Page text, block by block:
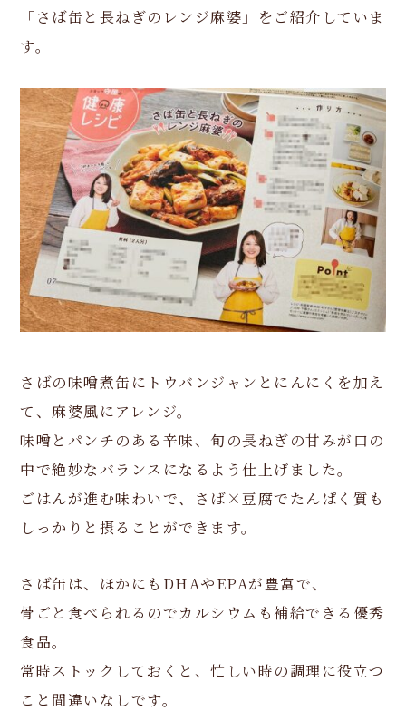
「さば缶と長ねぎのレンジ麻婆」をご紹介していま
す。
さばの味噌煮缶にトウバンジャンとにんにくを加え
て、麻婆風にアレンジ。
味噌とパンチのある辛味、旬の長ねぎの甘みが口の
中で絶妙なバランスになるよう仕上げました。
ごはんが進む味わいで、さば×豆腐でたんぱく質も
しっかりと摂ることができます。
さば缶は、ほかにもDHAやEPAが豊富で、
骨ごと食べられるのでカルシウムも補給できる優秀
食品。
常時ストックしておくと、忙しい時の調理に役立つ
こと間違いなしです。